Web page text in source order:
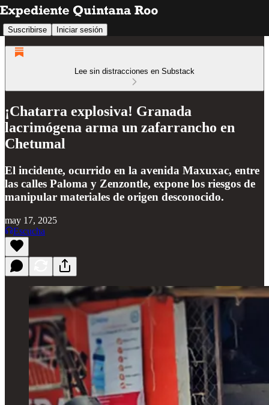
Suscribirse Iniciar sesión
Lee sin distracciones en Substack
¡Chatarra explosiva! Granada
lacrimógena arma un zafarrancho en
Chetumal
El incidente, ocurrido en la avenida Maxuxac, entre
las calles Paloma y Zenzontle, expone los riesgos de
manipular materiales de origen desconocido.
may 17, 2025
Escucha